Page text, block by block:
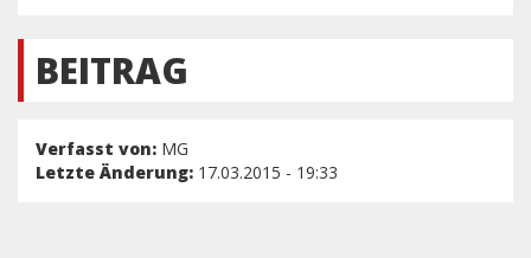
BEITRAG
Verfasst von: MG
Letzte Änderung: 17.03.2015 - 19:33